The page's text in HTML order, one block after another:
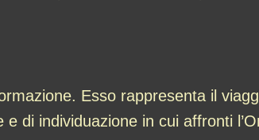
Esso rappresenta il
di individuazione in cui affronti